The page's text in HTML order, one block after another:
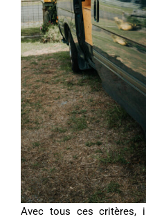
Avec tous ces critères,